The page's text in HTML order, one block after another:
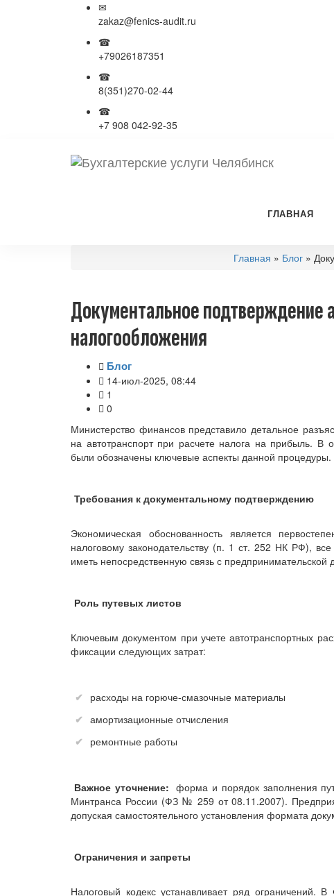
✉
zakaz@fenics-audit.ru
☎
+79026187351
☎
8(351)270-02-44
☎
+7 908 042-92-35
ГЛАВНАЯ
Главная » Блог »
Документальное подтверждение
налогообложения
Блог
14-июл-2025, 08:44
1
0
Министерство финансов представило детальное
на автотранспорт при расчете налога на прибыль.
были обозначены ключевые аспекты данной процедуры.
Требования к документальному подтверждению
Экономическая обоснованность является
налоговому законодательству (п. 1 ст. 252 НК РФ),
иметь непосредственную связь с предпринимательской
Роль путевых листов
Ключевым документом при учете автотранспортных
фиксации следующих затрат:
расходы на горюче-смазочные материалы
амортизационные отчисления
ремонтные работы
Важное уточнение: форма и порядок заполнения
Минтранса России (ФЗ № 259 от 08.11.2007).
допуская самостоятельного установления формата
Ограничения и запреты
Налоговый кодекс устанавливает ряд ограничений.